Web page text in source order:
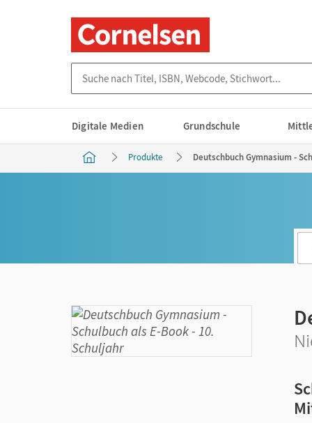
Digitale Medien Grundschule
Produkte Deutschbuch Gymnasium -